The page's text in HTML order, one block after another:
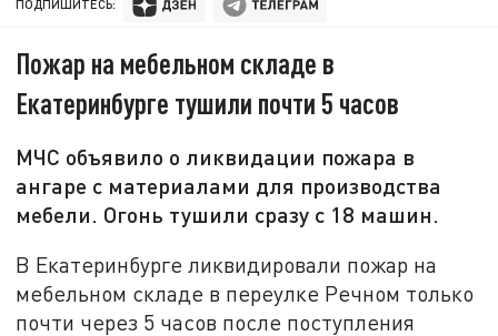
ПОДПИШИТЕСЬ:
Пожар на мебельном складе в
Екатеринбурге тушили почти 5 часов
МЧС объявило о ликвидации пожара в
ангаре с материалами для производства
мебели. Огонь тушили сразу с 18 машин.
В Екатеринбурге ликвидировали пожар на
мебельном складе в переулке Речном только
почти через 5 часов после поступления